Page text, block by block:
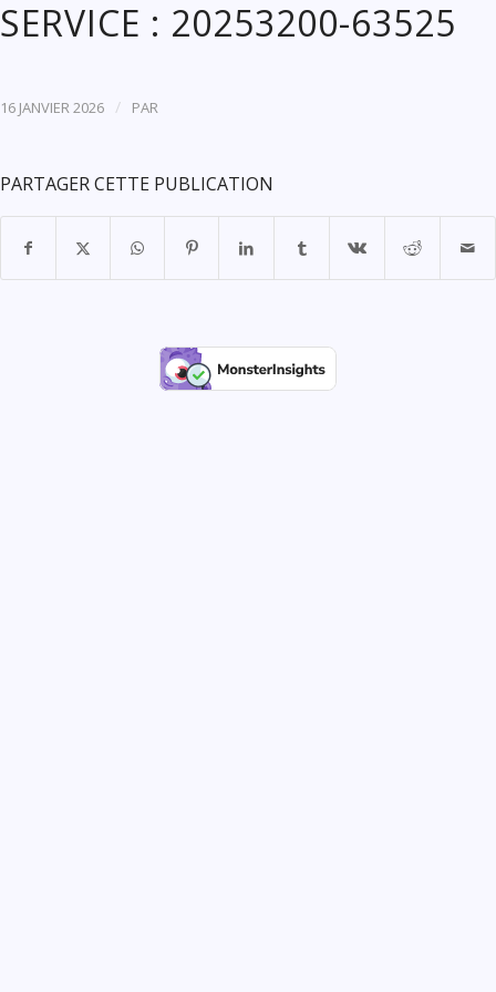
SERVICE : 20253200-63525
16 JANVIER 2026 / PAR
PARTAGER CETTE PUBLICATION